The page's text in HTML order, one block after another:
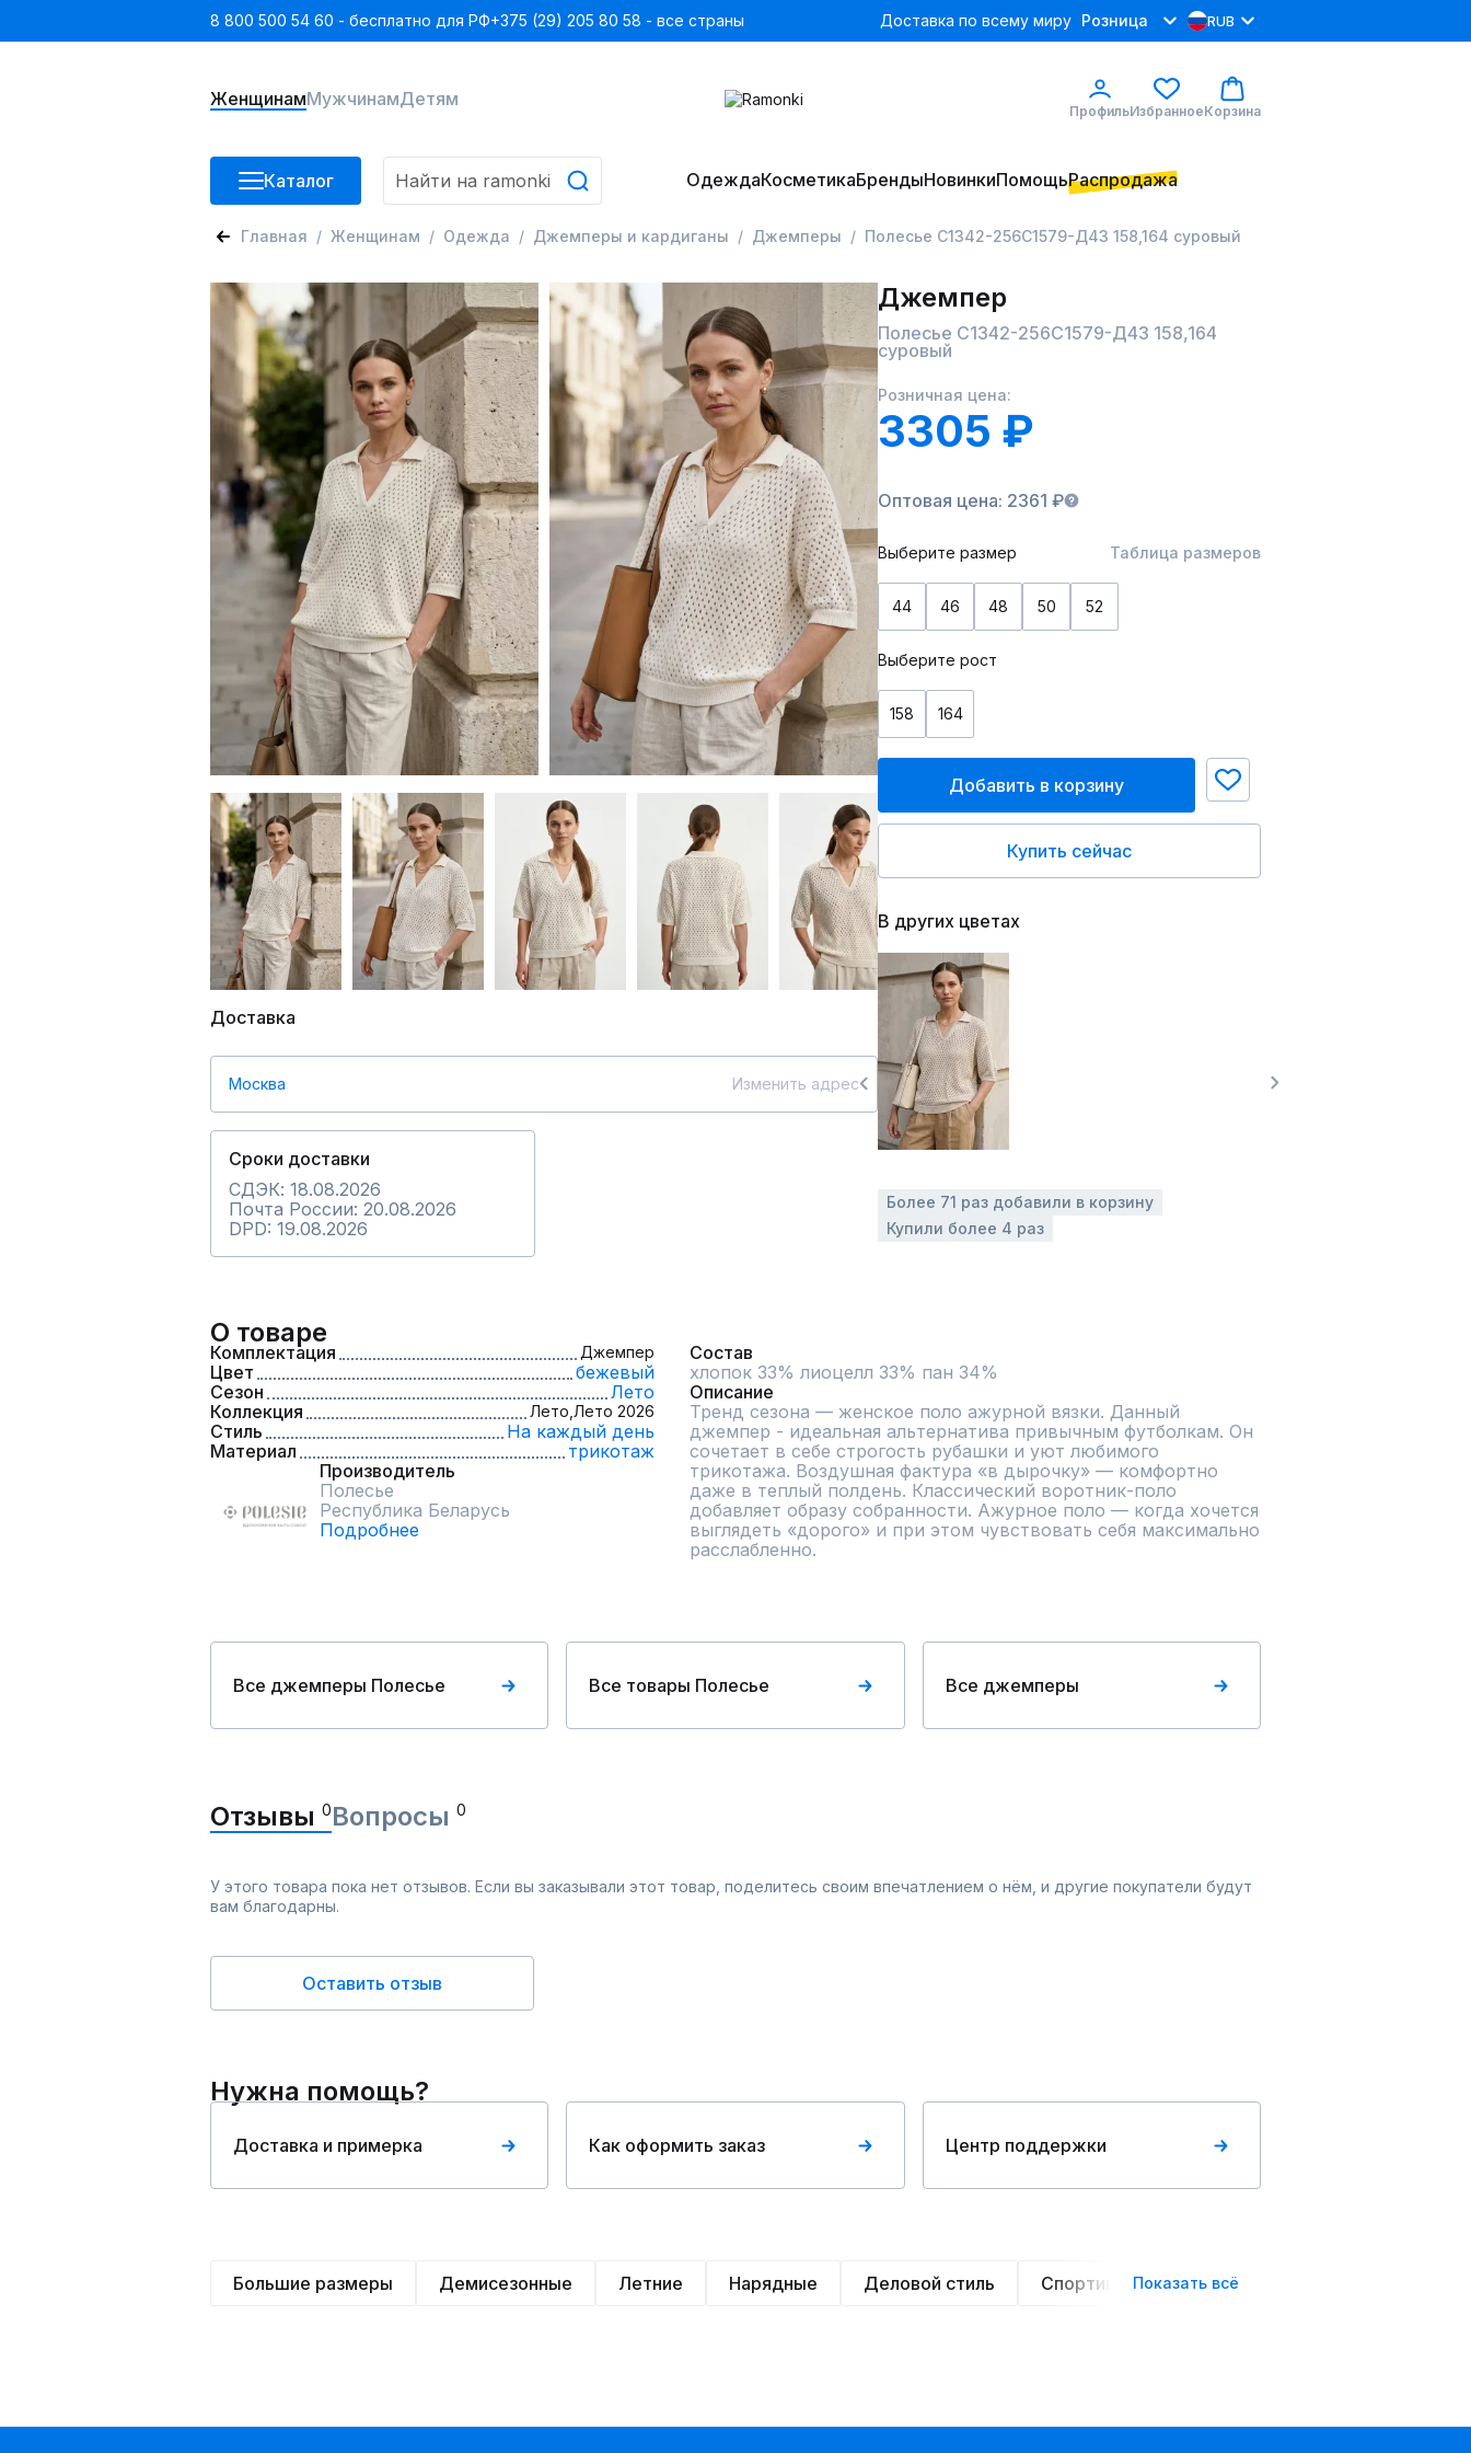
8 800 500 54 60 - бесплатно для РФ+375 (29) 205 80 58 - все страны Доставка по всему миру Розница RUB
ЖенщинамМужчинамДетям
ПрофильИзбранноеКорзина
Каталог ОдеждаКосметикаБрендыНовинкиПомощьРаспродажа
Главная Женщинам Одежда Джемперы и кардиганы Джемперы Полесье С1342-256С1579-Д43 158,164 суровый
Доставка
Москва Изменить адрес
Сроки доставки
СДЭК: 18.08.2026
Почта России: 20.08.2026
DPD: 19.08.2026
Джемпер
Полесье С1342-256С1579-Д43 158,164
суровый
Розничная цена:
3305 ₽
Оптовая цена: 2361 ₽
Выберите размер Таблица размеров
44 46 48 50 52
Выберите рост
158 164
Добавить в корзину
Купить сейчас
В других цветах
Более 71 раз добавили в корзину
Купили более 4 раз
О товаре
Комплектация Джемпер
Цвет
бежевый
Сезон
Лето
Коллекция
Лето, Лето 2026
Стиль
На каждый день
Материал
трикотаж
Производитель
Полесье
Республика Беларусь
Подробнее
Состав
хлопок 33% лиоцелл 33% пан 34%
Описание
Тренд сезона — женское поло ажурной вязки. Данный
джемпер - идеальная альтернатива привычным футболкам. Он
сочетает в себе строгость рубашки и уют любимого
трикотажа. Воздушная фактура «в дырочку» — комфортно
даже в теплый полдень. Классический воротник-поло
добавляет образу собранности. Ажурное поло — когда хочется
выглядеть «дорого» и при этом чувствовать себя максимально
расслабленно.
Все джемперы Полесье Все товары Полесье Все джемперы
Отзывы 0Вопросы 0
У этого товара пока нет отзывов. Если вы заказывали этот товар, поделитесь своим впечатлением о нём, и другие покупатели будут
вам благодарны.
Оставить отзыв
Нужна помощь?
Доставка и примерка Как оформить заказ Центр поддержки
Большие размеры Демисезонные Летние Нарядные Деловой стиль Спортивные Оверсайз
Показать всё